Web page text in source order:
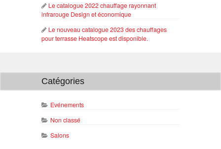
Le catalogue 2022 chauffage rayonnant
infrarouge Design et économique
Le nouveau catalogue 2023 des chauffages
pour terrasse Heatscope est disponible.
Catégories
Evénements
Non classé
Salons